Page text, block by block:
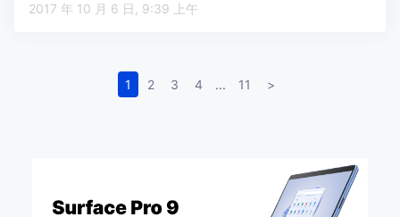
2017 年 10 月 6 日, 9:39 上午
1 2 3 4 ... 11 >